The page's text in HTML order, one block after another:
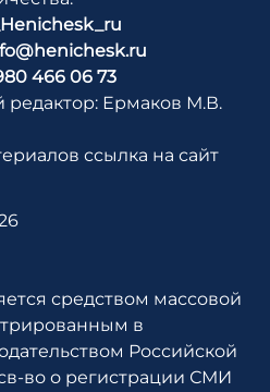
466 06 73
редактор: Ермаков М.В.
ссылка на сайт
средством массовой
в
Российской
во о регистрации СМИ